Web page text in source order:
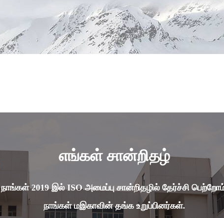
எங்கள் சான்றிதழ்
நாங்கள் 2019 இல் ISO அமைப்பு சான்றிதழில் தேர்ச்சி
நாங்கள் மஇகாவின் தங்க உறுப்பினர்கள்.